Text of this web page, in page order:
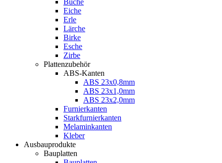
Buche
Eiche
Erle
Lärche
Birke
Esche
Zirbe
Plattenzubehör
ABS-Kanten
ABS 23x0,8mm
ABS 23x1,0mm
ABS 23x2,0mm
Furnierkanten
Starkfurnierkanten
Melaminkanten
Kleber
Ausbauprodukte
Bauplatten